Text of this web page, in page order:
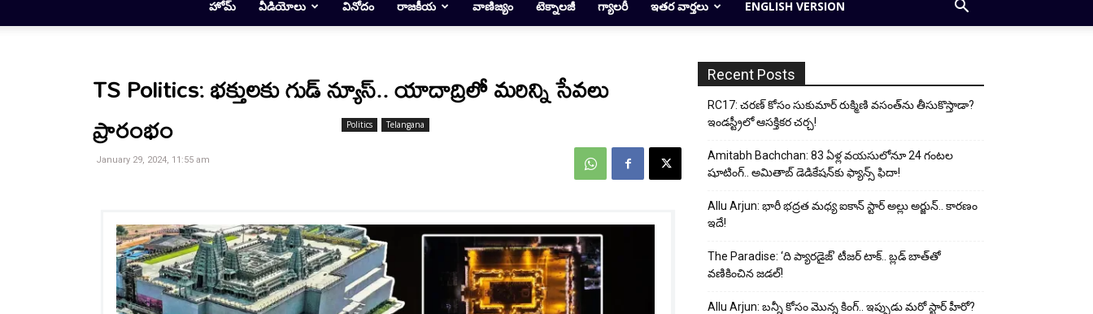
హోమ్ వీడియోలు వినోదం రాజకీయ వాణిజ్యం టెక్నాలజీ గ్యాలరీ ఇతర వార్తలు ENGLISH VERSION
Politics Telangana
TS Politics: భక్తులకు గుడ్ న్యూస్.. యాదాద్రిలో మరిన్ని సేవలు
ప్రారంభం
January 29, 2024, 11:55 am
Recent Posts
RC17: చరణ్ కోసం సుకుమార్ రుక్మిణి వసంత్‌ను తీసుకొస్తాడా?
ఇండస్ట్రీలో ఆసక్తికర చర్చ!
Amitabh Bachchan: 83 ఏళ్ల వయసులోనూ 24 గంటల
షూటింగ్.. అమితాబ్ డెడికేషన్‌కు ఫ్యాన్స్ ఫిదా!
Allu Arjun: భారీ భద్రత మధ్య ఐకాన్ స్టార్ అల్లు అర్జున్.. కారణం
ఇదే!
The Paradise: ‘ది ప్యారడైజ్’ టీజర్ టాక్.. బ్లడ్ బాత్‌తో
వణికించిన జడల్!
Allu Arjun: బన్నీ కోసం మొన్న కింగ్.. ఇప్పుడు మరో స్టార్ హీరో?